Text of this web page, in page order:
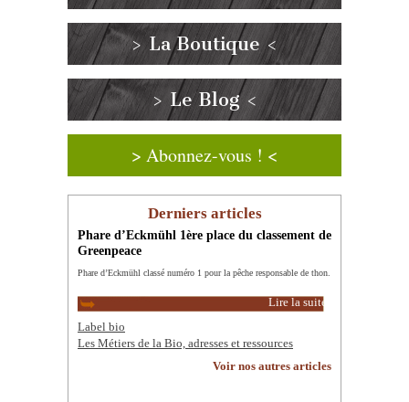
> La Boutique <
> Le Blog <
> Abonnez-vous ! <
Derniers articles
Phare d’Eckmühl 1ère place du classement de
Greenpeace
Phare d’Eckmühl classé numéro 1 pour la pêche responsable de thon.
Lire la suite
Label bio
Les Métiers de la Bio, adresses et ressources
Voir nos autres articles